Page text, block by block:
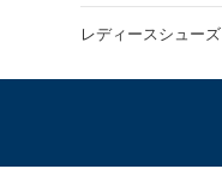
レディースシューズ